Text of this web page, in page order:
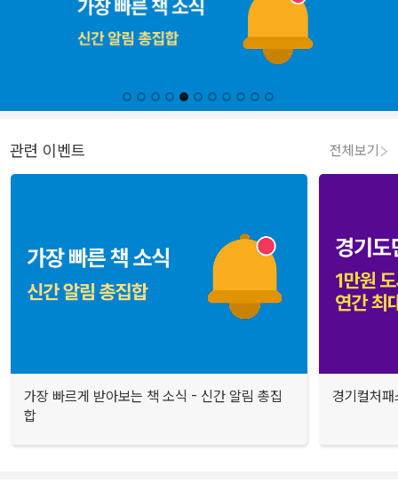
관련 이벤트 전체보기
가장 빠르게 받아보는 책 소식 - 신간 알림 총집
합
경기컬처